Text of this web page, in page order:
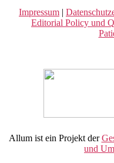
Impressum |
Editorial Policy und
Allum ist ein Projekt der
und